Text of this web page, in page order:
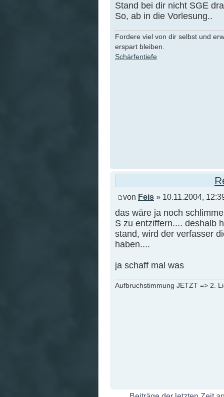
Stand bei dir nicht SGE
So, ab in die Vorlesung..
Fordere viel von dir selbst und
erspart bleiben.
Schärfentiefe
von Feis » 10.11.2004,
das wäre ja noch
S zu entziffern.... deshalb
stand, wird der verfasser
haben....
ja schaff mal was
Aufbruchstimmung JETZT => 2.